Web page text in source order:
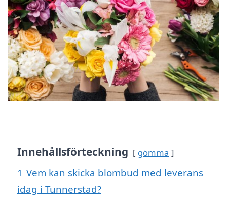
Innehållsförteckning gömma
1 Vem kan skicka blombud med leverans
idag i Tunnerstad?